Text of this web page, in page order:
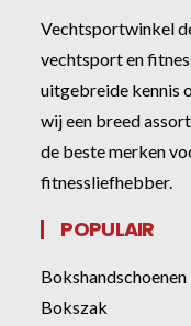
Vechtsportwinkel
vechtsport en
uitgebreide kennis
wij een breed
de beste merken
fitnessliefhebber.
POPULAIR
Bokshandschoenen
Bokszak